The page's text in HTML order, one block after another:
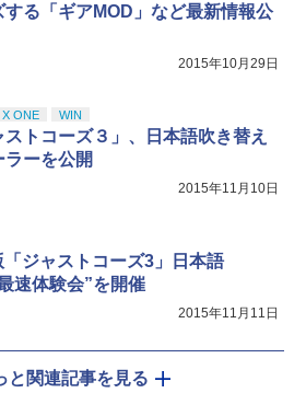
する「ギアMOD」など最新情報公
2015年10月29日
X ONE WIN
ストコーズ３」、日本語吹き替え
ラーを公開
2015年11月10日
「ジャストコーズ3」日本語
速体験会”を開催
2015年11月11日
と関連記事を見る